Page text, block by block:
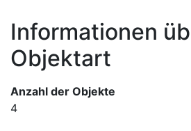
Informationen
Objektart
Anzahl der Objekte
4